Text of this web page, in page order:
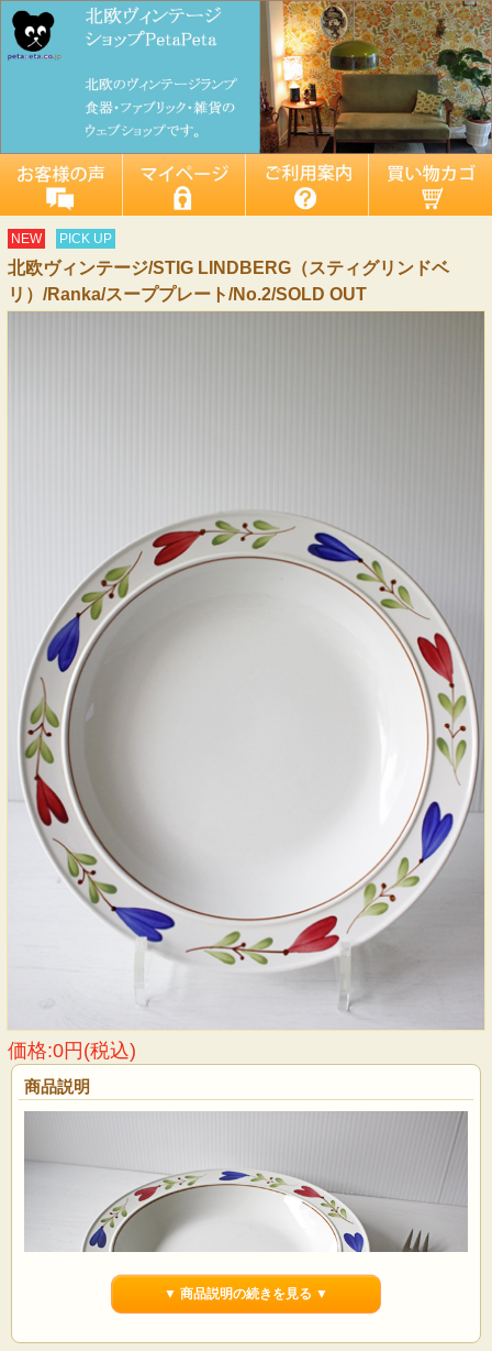
NEW PICK UP
北欧ヴィンテージ/STIG LINDBERG（スティグリンドベ
リ）/Ranka/スーププレート/No.2/SOLD OUT
価格:0円(税込)
商品説明
▼ 商品説明の続きを見る ▼